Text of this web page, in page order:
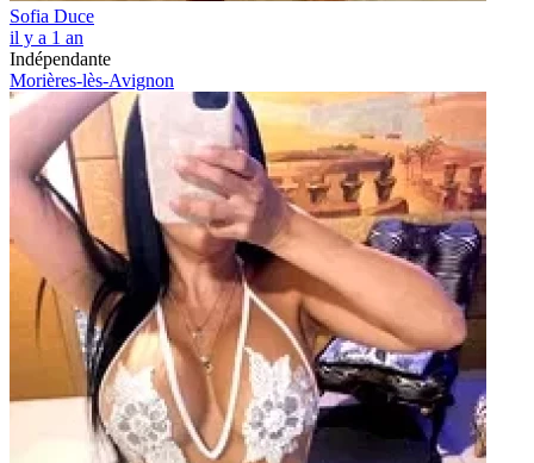
Sofia Duce
il y a 1 an
Indépendante
Morières-lès-Avignon